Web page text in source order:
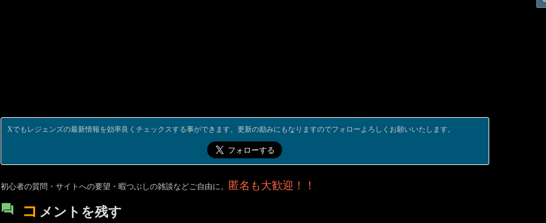
Xでもレジェンズの最新情報を効率良くチェックスする事ができます。更新の励みにもなりますのでフォローよろしくお願いいたします。
初心者の質問・サイトへの要望・暇つぶしの雑談などご自由に。 匿名も大歓迎！！
コ メントを残す